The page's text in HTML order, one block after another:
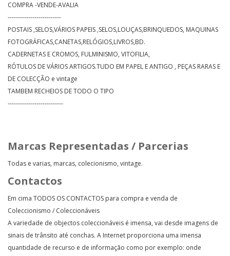
COMPRA -VENDE-AVALIA
--------------------------
POSTAIS ,SELOS,VÁRIOS PAPEIS ,SELOS,LOUÇAS,BRINQUEDOS, MAQUINAS
FOTOGRÁFICAS,CANETAS,RELÓGIOS,LIVROS,BD.
CADERNETAS E CROMOS, FULMINISMO, VITOFILIA,
RÓTULOS DE VÁRIOS ARTIGOS.TUDO EM PAPEL E ANTIGO , PEÇAS RARAS E
DE COLECÇÃO e vintage
TAMBEM RECHEIOS DE TODO O TIPO
---------------------------
Marcas Representadas / Parcerias
Todas e varias, marcas, colecionismo, vintage.
Contactos
Em cima TODOS OS CONTACTOS para compra e venda de
Coleccionismo / Coleccionáveis
A variedade de objectos coleccionáveis é imensa, vai desde imagens de
sinais de trânsito até conchas. A Internet proporciona uma imensa
quantidade de recurso e de informação como por exemplo: onde